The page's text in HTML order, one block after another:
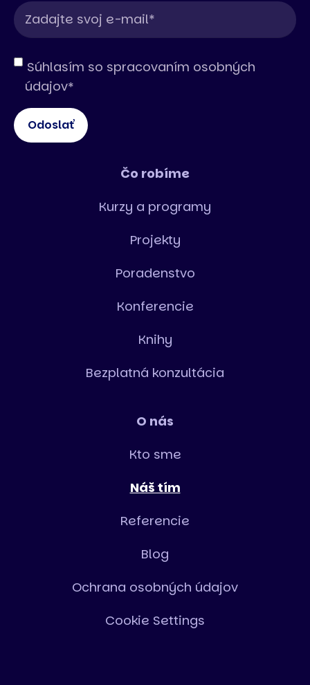
Súhlasím so spracovaním osobných
údajov*
Čo robíme
Kurzy a programy
Projekty
Poradenstvo
Konferencie
Knihy
Bezplatná konzultácia
O nás
Kto sme
Náš tím
Referencie
Blog
Ochrana osobných údajov
Cookie Settings